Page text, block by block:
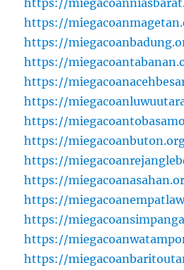
https://
https://
https://
https://
https://
https://
https://
https://
https://
https://
https://
https://
https://
https://